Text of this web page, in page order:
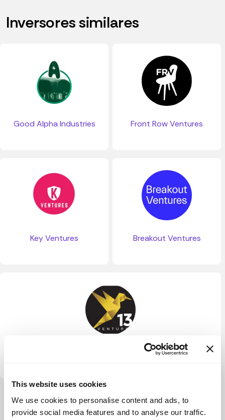
This website uses cookies
We use cookies to personalise content and ads, to
provide social media features and to analyse our traffic.
Inversores similares
Good Alpha Industries Front Row Ventures
Key Ventures Breakout Ventures
Ver más